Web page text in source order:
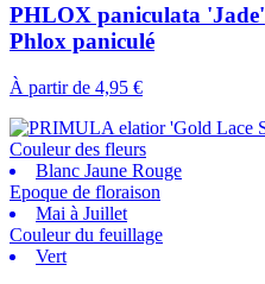
PHLOX paniculata 'Jade'
Phlox paniculé
À partir de 4,95 €
Couleur des fleurs
Blanc Jaune Rouge
Epoque de floraison
Mai à Juillet
Couleur du feuillage
Vert